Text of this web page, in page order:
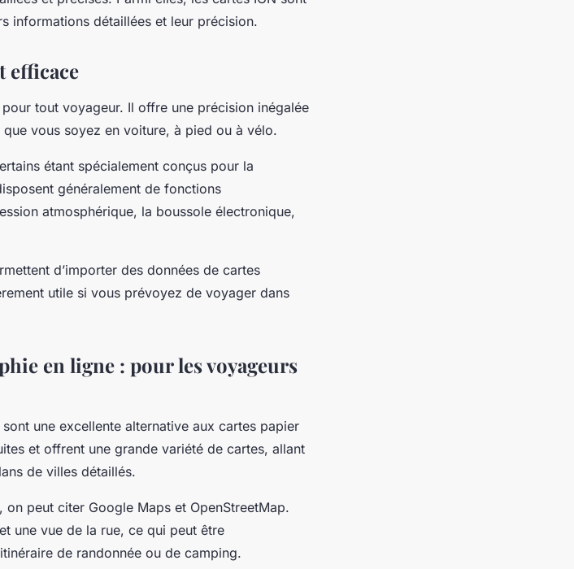
informations détaillées et leur précision.
efficace
tout voyageur. Il offre une précision inégalée
vous soyez en voiture, à pied ou à vélo.
étant spécialement conçus pour la
généralement de fonctions
atmosphérique, la boussole électronique,
d’importer des données de cartes
utile si vous prévoyez de voyager dans
en ligne : pour les voyageurs
une excellente alternative aux cartes papier
et offrent une grande variété de cartes, allant
de villes détaillés.
peut citer Google Maps et OpenStreetMap.
une vue de la rue, ce qui peut être
de randonnée ou de camping.